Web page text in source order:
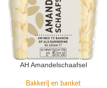
AH Amandelschaafsel
Bakkerij en banket